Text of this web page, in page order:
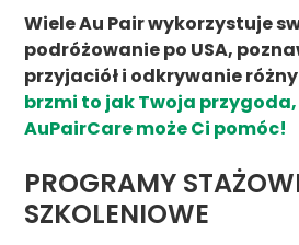
Wiele Au Pair wykorzystuje
podróżowanie po USA,
przyjaciół i odkrywanie
brzmi to jak Twoja
AuPairCare może Ci pomóc!
PROGRAMY
SZKOLENIOWE